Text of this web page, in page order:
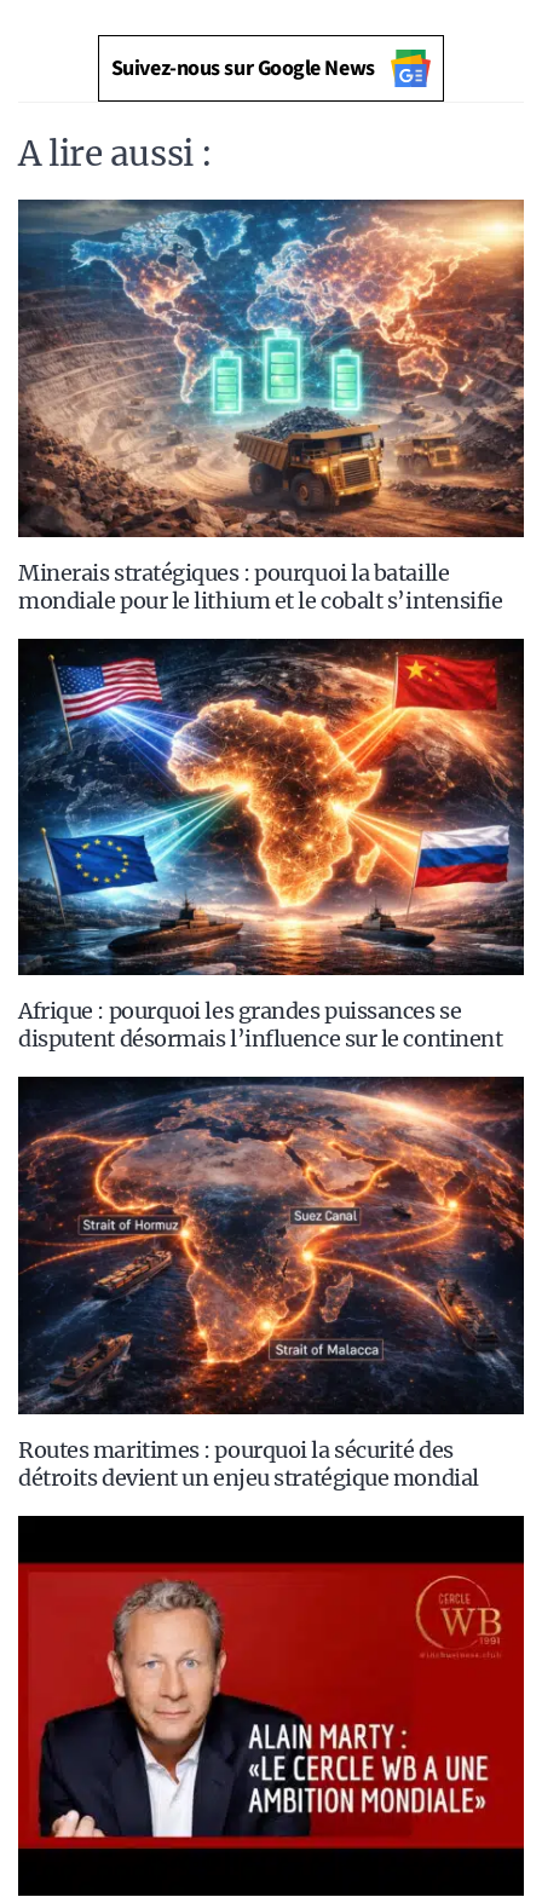
Suivez-nous sur Google News
A lire aussi :
Minerais stratégiques : pourquoi la bataille
mondiale pour le lithium et le cobalt s’intensifie
Afrique : pourquoi les grandes puissances se
disputent désormais l’influence sur le continent
Routes maritimes : pourquoi la sécurité des
détroits devient un enjeu stratégique mondial